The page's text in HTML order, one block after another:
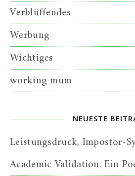
Verblüffendes
Werbung
Wichtiges
working mum
NEUESTE
Leistungsdruck, Impostor-
Academic Validation. Ein